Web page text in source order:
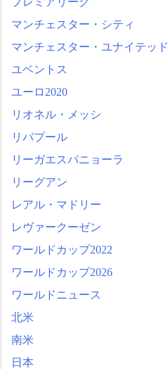
マンチェスター・シティ
マンチェスター・ユナイテッド
ユベントス
ユーロ2020
リオネル・メッシ
リバプール
リーガエスパニョーラ
リーグアン
レアル・マドリー
レヴァークーゼン
ワールドカップ2022
ワールドカップ2026
ワールドニュース
北米
南米
日本